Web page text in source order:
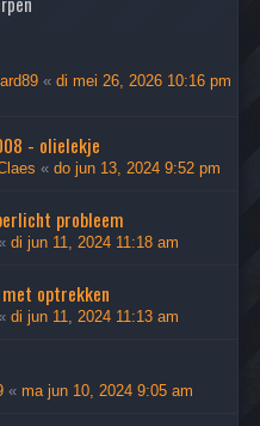
« di mei 26, 2026 10:16 pm
- olielekje
« do jun 13, 2024 9:52 pm
probleem
di jun 11, 2024 11:18 am
optrekken
di jun 11, 2024 11:13 am
« ma jun 10, 2024 9:05 am